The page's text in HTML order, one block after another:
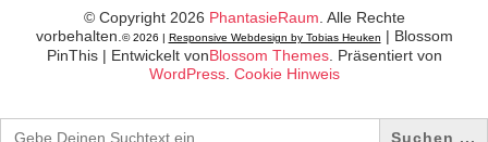
© Copyright 2026 PhantasieRaum . Alle Rechte
vorbehalten. © 2026 | Responsive Webdesign by Tobias Heuken | Blossom
PinThis | Entwickelt vonBlossom Themes. Präsentiert von
WordPress. Cookie Hinweis
Search